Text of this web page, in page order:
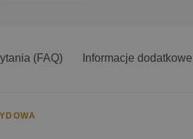
(FAQ) Informacje dodatkowe